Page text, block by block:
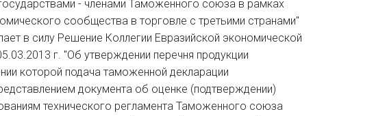
- членами Таможенного союза в рамках
сообщества в торговле с третьими странами"
в силу Решение Коллегии Евразийской экономической
г. "Об утверждении перечня продукции
которой подача таможенной декларации
документа об оценке (подтверждении)
технического регламента Таможенного союза